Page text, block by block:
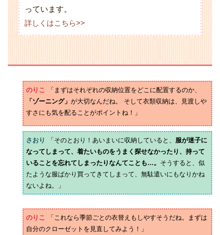
っています。
詳しくはこちら>>
のりこ
「まずはそれぞれの収納位置をどこに配置するのか、
「ゾーニング」 が大切なんだね。 そして衣類収納は、見渡しや
すさにも気を配ることがポイントね！」
さおり 「そのとおり！あいまいに収納していると、 服が迷子に
なってしまって、着たいものをうまく探せなかったり、持って
いることを忘れてしまったりなんてことも…。 そうすると、似
たような服ばかり買ってきてしまって、無駄遣いにもなりかね
ないよね。」
のりこ
「これなら季節ごとの衣替えもしやすそうだね。まずは
自分のクローゼットを見直してみよう！」